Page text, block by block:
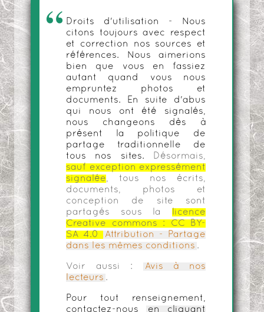
Droits d'utilisation - Nous
citons toujours avec respect
et correction nos sources et
références. Nous aimerions
bien que vous en fassiez
autant quand vous nous
empruntez photos et
documents. En suite d'abus
qui nous ont été signalés,
nous changeons dès à
présent la politique de
partage traditionnelle de
tous nos sites.
Désormais,
sauf exception expressément
signalée, tous nos écrits,
documents, photos et
conception de site sont
partagés sous la
licence
Creative commons :
CC BY-
SA 4.0
Attribution - Partage
dans les mêmes conditions .
Voir aussi :
Avis à nos
lecteurs .
Pour tout renseignement,
contactez-nous
en cliquant